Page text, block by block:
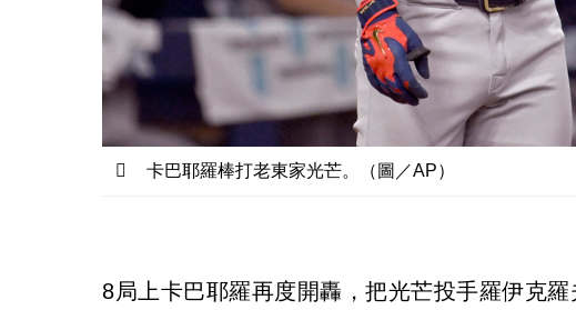
卡巴耶羅棒打老東家光芒。（圖／AP）
8局上卡巴耶羅再度開轟，把光芒投手羅伊克